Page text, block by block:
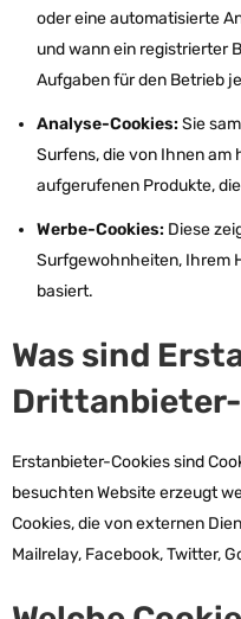
oder eine automatisierte
und wann ein registrierter
Aufgaben für den Betrieb
Analyse-Cookies:Sie
Surfens, die von Ihnen
aufgerufenen Produkte,
Werbe-Cookies: Diese
Surfgewohnheiten, Ihrem
basiert.
Was sind
Erstanbieter-Cookies sind
besuchten Website erzeugt
Cookies, die von externen
Mailrelay, Facebook, Twitter,